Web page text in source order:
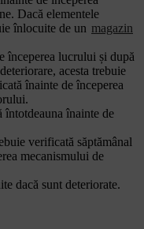
Dacă elementele
înlocuite de un magazin
începerea lucrului și după
acesta trebuie
înainte de începerea
întotdeauna înainte de
verificată săptămânal
mecanismului de
dacă sunt deteriorate.